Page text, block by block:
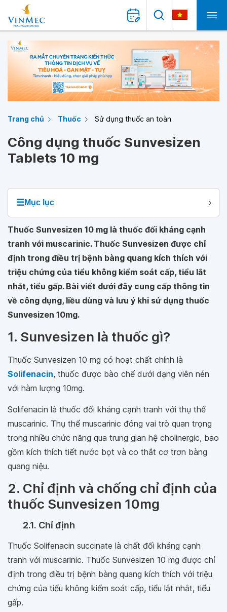
Trang chủ Thuốc Sử dụng thuốc an toàn
Công dụng thuốc Sunvesizen
Tablets 10 mg
☰Mục lục
Thuốc Sunvesizen 10 mg là thuốc đối kháng cạnh
tranh với muscarinic. Thuốc Sunvesizen được chỉ
định trong điều trị bệnh bàng quang kích thích với
triệu chứng của tiểu không kiểm soát cấp, tiểu lắt
nhắt, tiểu gấp. Bài viết dưới đây cung cấp thông tin
về công dụng, liều dùng và lưu ý khi sử dụng thuốc
Sunvesizen 10mg.
1. Sunvesizen là thuốc gì?
Thuốc Sunvesizen 10 mg có hoạt chất chính là
Solifenacin, thuốc được bào chế dưới dạng viên nén
với hàm lượng 10mg.
Solifenacin là thuốc đối kháng cạnh tranh với thụ thể
muscarinic. Thụ thể muscarinic đóng vai trò quan trọng
trong nhiều chức năng qua trung gian hệ cholinergic, bao
gồm kích thích tiết nước bọt và co thắt cơ trơn bàng
quang niệu.
2. Chỉ định và chống chỉ định của
thuốc Sunvesizen 10mg
2.1. Chỉ định
Thuốc Solifenacin succinate là chất đối kháng cạnh
tranh với muscarinic. Thuốc Sunvesizen 10 mg được chỉ
định trong điều trị bệnh bàng quang kích thích với triệu
chứng của tiểu không kiểm soát cấp, tiểu lắt nhắt, tiểu
gấp.